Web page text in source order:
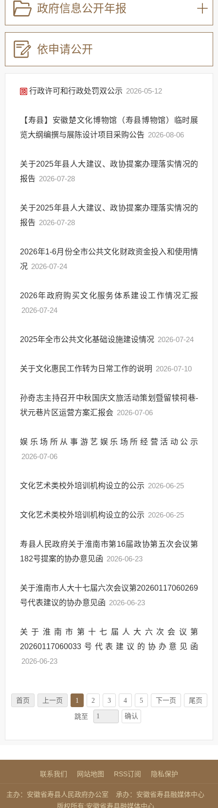
政府信息公开年报
依申请公开
行政许可和行政处罚双公示 2026-05-12
【寿县】安徽楚文化博物馆（寿县博物馆）临时展
览大纲编撰与展陈设计项目采购公告 2026-08-06
关于2025年县人大建议、政协提案办理落实情况的
报告 2026-07-28
关于2025年县人大建议、政协提案办理落实情况的
报告 2026-07-28
2026年1-6月份全市公共文化财政资金投入和使用情
况 2026-07-24
2026年政府购买文化服务体系建设工作情况汇报
2026-07-24
2025年全市公共文化基础设施建设情况 2026-07-24
关于文化惠民工作转为日常工作的说明 2026-07-10
孙奇志主持召开中秋国庆文旅活动策划暨留犊祠巷-
状元巷片区运营方案汇报会 2026-07-06
娱乐场所从事游艺娱乐场所经营活动公示
2026-07-06
文化艺术类校外培训机构设立的公示 2026-06-25
文化艺术类校外培训机构设立的公示 2026-06-25
寿县人民政府关于淮南市第16届政协第五次会议第
182号提案的协办意见函 2026-06-23
关于淮南市人大十七届六次会议第20260117060269
号代表建议的协办意见函 2026-06-23
关于淮南市第十七届人大六次会议第
20260117060033号代表建议的协办意见函
2026-06-23
首页 上一页 1 2 3 4 5 下一页 尾页
跳至 确认
联系我们 网站地图 RSS订阅 隐私保护
主办：安徽省寿县人民政府办公室
承办：安徽省寿县融媒体中心
版权所有:安徽省寿县融媒体中心